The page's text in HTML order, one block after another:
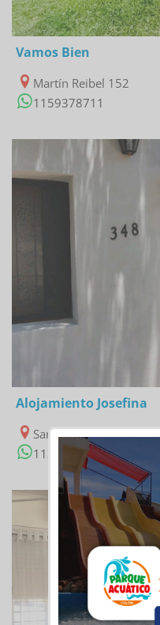
13/02/2023
Vamos Bien
Martín Reibel 152
1159378711
Alojamiento Josefina
Sarmiento 348
1130358456